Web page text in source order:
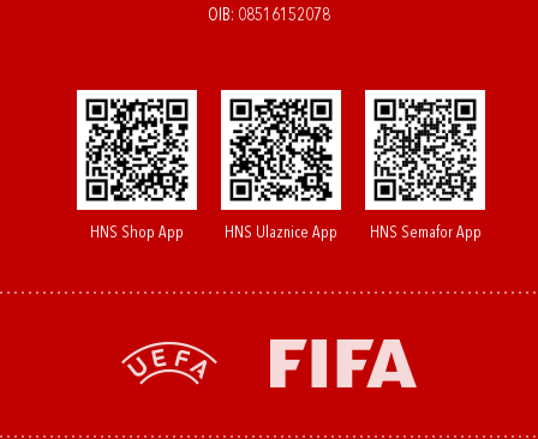
OIB: 08516152078
HNS Shop App HNS Ulaznice App HNS Semafor App